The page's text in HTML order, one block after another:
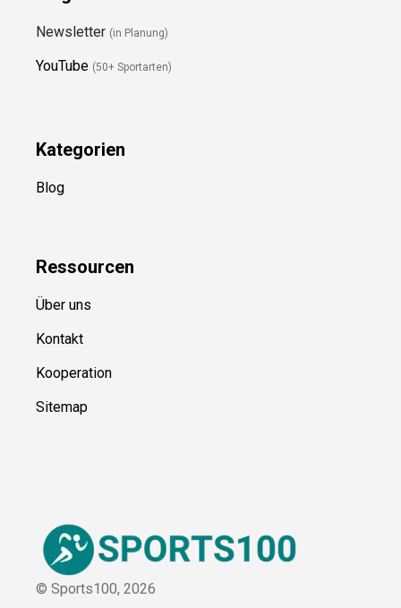
Newsletter
Ressource
Über uns
Kontakt
Kooperation